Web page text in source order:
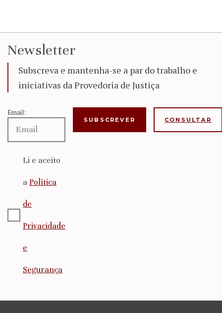
Newsletter
Subscreva e mantenha-se a par do trabalho e
iniciativas da Provedoria de Justiça
Email:
Li e aceito
a Política
de
Privacidade
e
Segurança
CONSULTAR